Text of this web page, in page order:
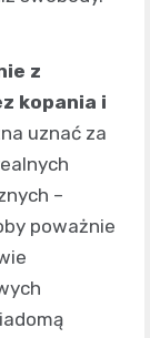
z
kopania i
uznać za
–
poważnie